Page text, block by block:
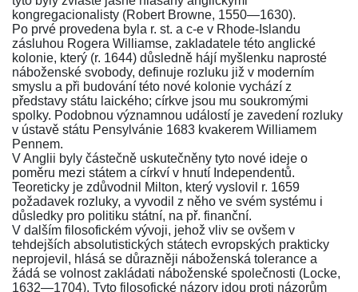
kongregacionalisty (Robert Browne, 1550—1630).
Po prvé provedena byla r. st. a c-e v Rhode-Islandu
zásluhou Rogera Williamse, zakladatele této anglické
kolonie, který (r. 1644) důsledně hájí myšlenku naprosté
náboženské svobody, definuje rozluku již v moderním
smyslu a při budování této nové kolonie vychází z
představy státu laického; církve jsou mu soukromými
spolky. Podobnou významnou událostí je zavedení rozluky
v ústavě státu Pensylvánie 1683 kvakerem Williamem
Pennem.
V Anglii byly částečně uskutečněny tyto nové ideje o
poměru mezi státem a církví v hnutí Independentů.
Teoreticky je zdůvodnil Milton, který vyslovil r. 1659
požadavek rozluky, a vyvodil z něho ve svém systému i
důsledky pro politiku státní, na př. finanční.
V dalším filosofickém vývoji, jehož vliv se ovšem v
tehdejších absolutistických státech evropských prakticky
neprojevil, hlásá se důrazněji náboženská tolerance a
žádá se volnost zakládati náboženské společnosti (Locke,
1632—1704). Tyto filosofické názory jdou proti názorům